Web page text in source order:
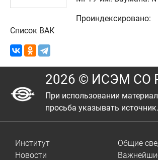
Проиндексировано:
Список ВАК
2026 © ИСЭМ СО
При использовании
просьба указывать источник.
Институт
Новости
Общие